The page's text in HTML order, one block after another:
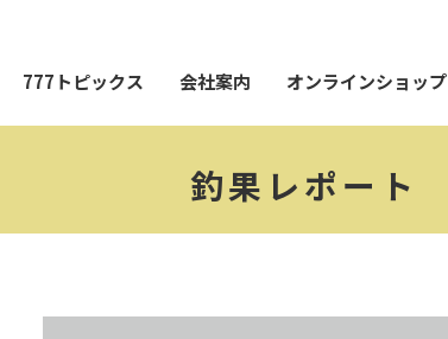
777トピックス 会社案内 オンラインショップ
釣果レポート